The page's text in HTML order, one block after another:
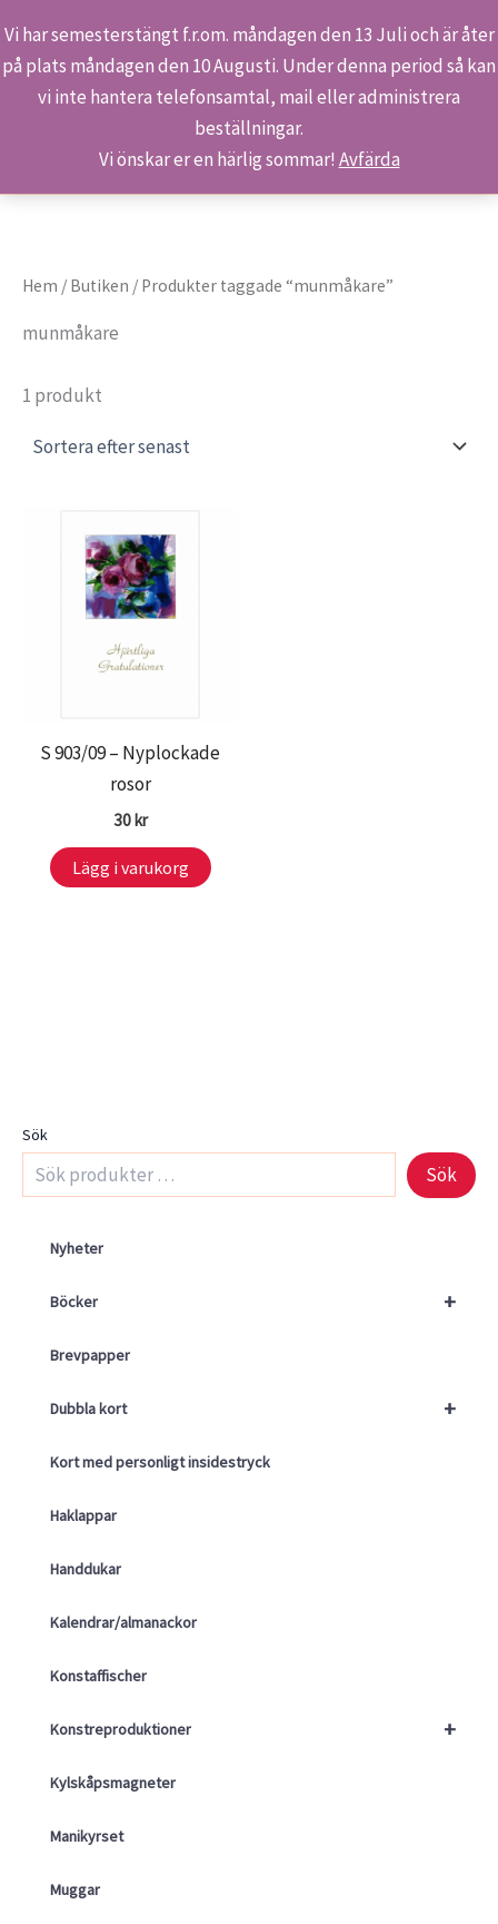
Vi har semesterstängt f.r.om. måndagen den 13 Juli och är åter
på plats måndagen den 10 Augusti. Under denna period så kan
vi inte hantera telefonsamtal, mail eller administrera
beställningar.
Vi önskar er en härlig sommar! Avfärda
Hoppa
Sök
Hem Produkter munmåkare
Sök
Sök
Nyheter
+
Böcker
Brevpapper
+
Dubbla kort
Kort med personligt insidestryck
Haklappar
Handdukar
Kalendrar/almanackor
Konstaffischer
+
Konstreproduktioner
Kylskåpsmagneter
Manikyrset
Muggar
Hem / Butiken / Produkter taggade “munmåkare”
munmåkare
1 produkt
S 903/09 – Nyplockade
rosor
30kr
Lägg i varukorg